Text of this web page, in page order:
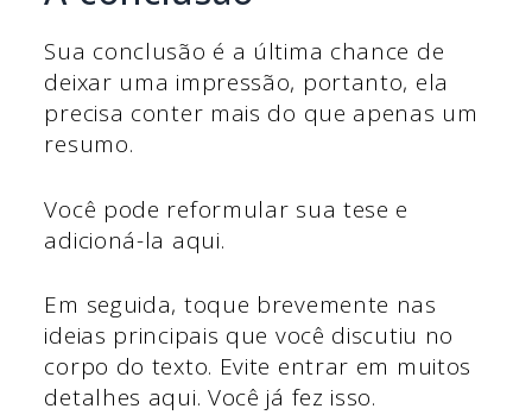
Sua conclusão é a última chance de
deixar uma impressão, portanto, ela
precisa conter mais do que apenas um
resumo.
Você pode reformular sua tese e
adicioná-la aqui.
Em seguida, toque brevemente nas
ideias principais que você discutiu no
corpo do texto. Evite entrar em muitos
detalhes aqui. Você já fez isso.